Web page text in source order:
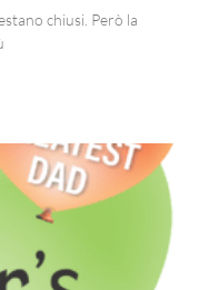
chiusi. Però la